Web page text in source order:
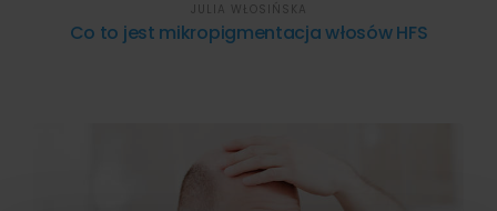
Co to jest mikropigmentacja włosów HFS
JULIA WŁOSIŃSKA